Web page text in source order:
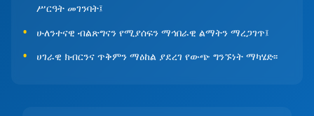
ሥርዓት መገንባት፤
ሁለንተናዊ ብልጽግናን የሚያሰፍን ማኅበራዊ ልማትን ማረጋገጥ፤
ሀገራዊ ክብርንና ጥቅምን ማዕከል ያደረገ የውጭ ግንኙነት ማካሄድ፡፡